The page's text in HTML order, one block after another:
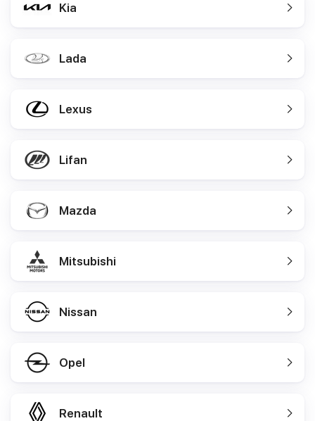
Kia
Lada
Lexus
Lifan
Mazda
Mitsubishi
Nissan
Opel
Renault